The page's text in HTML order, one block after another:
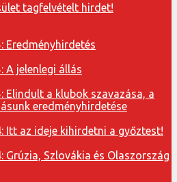
tagfelvételt hirdet!
Eredményhirdetés
A jelenlegi állás
Elindult a klubok szavazása, a
eredményhirdetése
Itt az ideje kihirdetni a győztest!
Grúzia, Szlovákia és Olaszország